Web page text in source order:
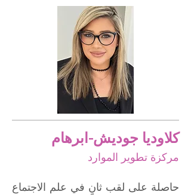
كلاوديا جوديش-ابرهام
مركزة تطوير الموارد
حاصلة على لقب ثانٍ في علم الاجتماع